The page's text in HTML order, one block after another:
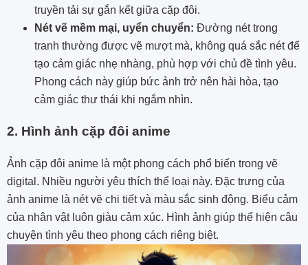
truyền tải sự gắn kết giữa cặp đôi.
Nét vẽ mềm mại, uyển chuyển: Đường nét trong
tranh thường được vẽ mượt mà, không quá sắc nét để
tạo cảm giác nhẹ nhàng, phù hợp với chủ đề tình yêu.
Phong cách này giúp bức ảnh trở nên hài hòa, tạo
cảm giác thư thái khi ngắm nhìn.
2. Hình ảnh cặp đôi anime
Ảnh cặp đôi anime là một phong cách phổ biến trong vẽ
digital. Nhiều người yêu thích thể loại này. Đặc trưng của
ảnh anime là nét vẽ chi tiết và màu sắc sinh động. Biểu cảm
của nhân vật luôn giàu cảm xúc. Hình ảnh giúp thể hiện câu
chuyện tình yêu theo phong cách riêng biệt.